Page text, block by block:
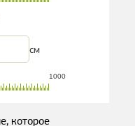
см
1000
которое